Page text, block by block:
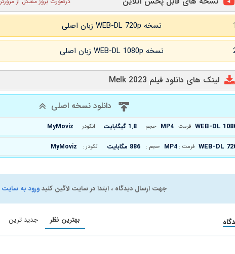
نسخه WEB-DL 720p زبان اصلی
نسخه WEB-DL 1080p زبان اصلی
لینک های دانلود فیلم Melk 2023
دانلود نسخه اصلی
WEB-DL فرمت : MP4 حجم : 1.8 گیگابایت انکودر : MyMoviz
WEB-DL فرمت : MP4 حجم : 886 مگابایت انکودر : MyMoviz
جهت ارسال دیدگاه ، ابتدا در سایت لاگین کنیدورود به سایت
بهترین نظر جدید ترین